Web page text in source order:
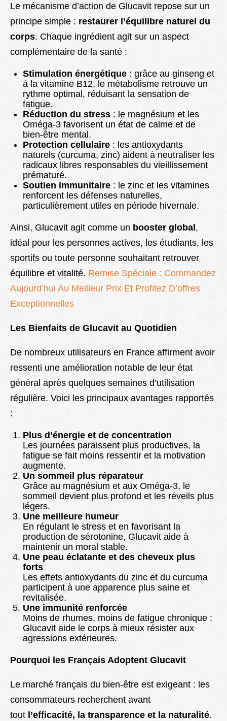
Le mécanisme d’action de Glucavit repose sur un
principe simple : restaurer l’équilibre naturel du
corps. Chaque ingrédient agit sur un aspect
complémentaire de la santé :
Stimulation énergétique : grâce au ginseng et
à la vitamine B12, le métabolisme retrouve un
rythme optimal, réduisant la sensation de
fatigue.
Réduction du stress : le magnésium et les
Oméga-3 favorisent un état de calme et de
bien-être mental.
Protection cellulaire : les antioxydants
naturels (curcuma, zinc) aident à neutraliser les
radicaux libres responsables du vieillissement
prématuré.
Soutien immunitaire : le zinc et les vitamines
renforcent les défenses naturelles,
particulièrement utiles en période hivernale.
Ainsi, Glucavit agit comme un booster global ,
idéal pour les personnes actives, les étudiants, les
sportifs ou toute personne souhaitant retrouver
équilibre et vitalité. Remise Spéciale : Commandez
Aujourd’hui Au Meilleur Prix Et Profitez D’offres
Exceptionnelles
Les Bienfaits de Glucavit au Quotidien
De nombreux utilisateurs en France affirment avoir
ressenti une amélioration notable de leur état
général après quelques semaines d’utilisation
régulière. Voici les principaux avantages rapportés
:
Plus d’énergie et de concentration
Les journées paraissent plus productives, la
fatigue se fait moins ressentir et la motivation
augmente.
Un sommeil plus réparateur
Grâce au magnésium et aux Oméga-3, le
sommeil devient plus profond et les réveils plus
légers.
Une meilleure humeur
En régulant le stress et en favorisant la
production de sérotonine, Glucavit aide à
maintenir un moral stable.
Une peau éclatante et des cheveux plus
forts
Les effets antioxydants du zinc et du curcuma
participent à une apparence plus saine et
revitalisée.
Une immunité renforcée
Moins de rhumes, moins de fatigue chronique :
Glucavit aide le corps à mieux résister aux
agressions extérieures.
Pourquoi les Français Adoptent Glucavit
Le marché français du bien-être est exigeant : les
consommateurs recherchent avant
tout l’efficacité, la transparence et la naturalité.